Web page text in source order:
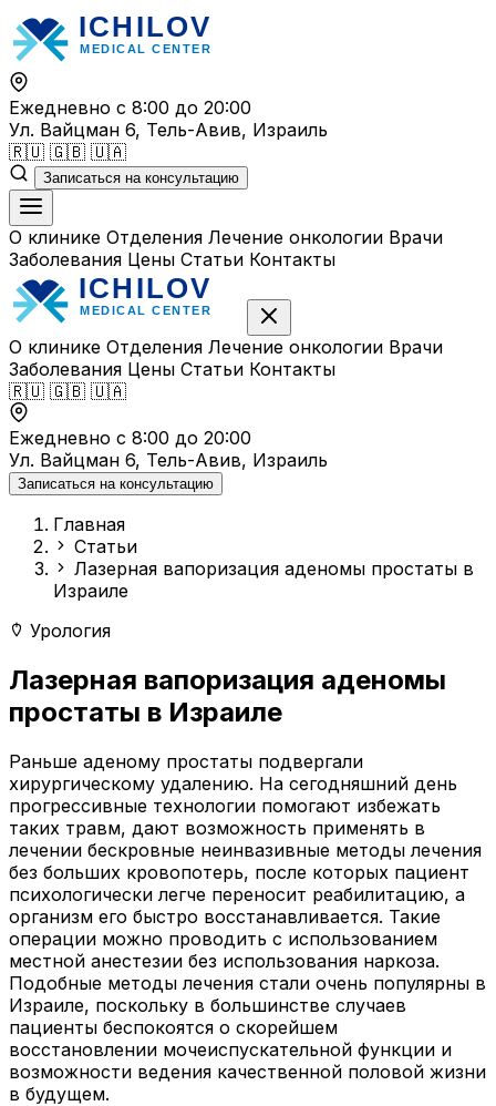
Перейти
к
содержимому
Ежедневно с 8:00 до 20:00
Ул. Вайцман 6, Тель-Авив, Израиль
🇷🇺 🇬🇧 🇺🇦
Записаться на консультацию
О клинике Отделения Лечение онкологии Врачи
Заболевания Цены Статьи Контакты
О клинике Отделения Лечение онкологии Врачи
Заболевания Цены Статьи Контакты
🇷🇺 🇬🇧 🇺🇦
Ежедневно с 8:00 до 20:00
Ул. Вайцман 6, Тель-Авив, Израиль
Записаться на консультацию
Главная
Статьи
Лазерная вапоризация аденомы простаты в
Израиле
Урология
Лазерная вапоризация аденомы
простаты в Израиле
Раньше аденому простаты подвергали
хирургическому удалению. На сегодняшний день
прогрессивные технологии помогают избежать
таких травм, дают возможность применять в
лечении бескровные неинвазивные методы лечения
без больших кровопотерь, после которых пациент
психологически легче переносит реабилитацию, а
организм его быстро восстанавливается. Такие
операции можно проводить с использованием
местной анестезии без использования наркоза.
Подобные методы лечения стали очень популярны в
Израиле, поскольку в большинстве случаев
пациенты беспокоятся о скорейшем
восстановлении мочеиспускательной функции и
возможности ведения качественной половой жизни
в будущем.